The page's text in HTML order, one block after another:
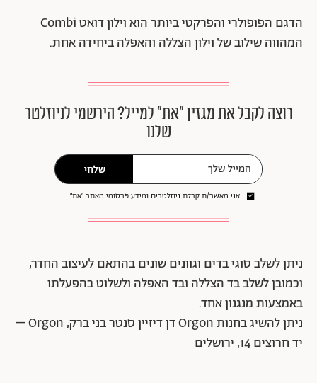
הדגם הפופולרי והפרקטי ביותר הוא וילון דואט Combi
המהווה שילוב של וילון הצללה והאפלה ביחידה אחת.
רוצה לקבל את מגזין ״את״ למייל? הירשמי לניוזלטר
שלנו
שלחי
אני מאשר/ת קבלת ניוזלטרים ומידע פרסומי מאתר ״את״
ניתן לשלב סוגי בדים וגוונים שונים בהתאם לעיצוב החדר,
וכמובן לשלב בד הצללה ובד האפלה ולשלוט בהפעלתו
באמצעות מנגנון אחד.
ניתן להשיג בחנות Orgon דן דיזיין סנטר בני ברק, Orgon –
יד חרוצים 14, ירושלים